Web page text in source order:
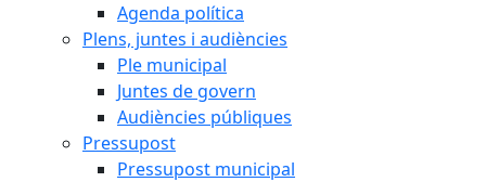
Agenda política
Plens, juntes i audiències
Ple municipal
Juntes de govern
Audiències públiques
Pressupost
Pressupost municipal